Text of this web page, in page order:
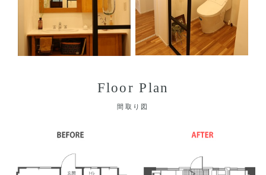
Floor Plan
間取り図